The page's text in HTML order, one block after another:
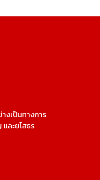
งเป็นทางการ
ละยโสธร